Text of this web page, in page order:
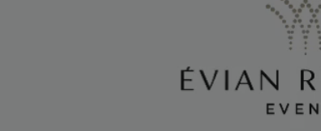
Coffrets Cadeaux
Choisissez et personnalisez votre
coffret avec toutes vos envies